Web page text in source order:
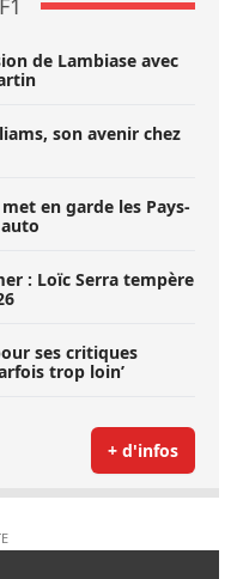
de Lambiase avec
son avenir chez
en garde les Pays-
: Loïc Serra tempère
ses critiques
trop loin’
+ d'infos